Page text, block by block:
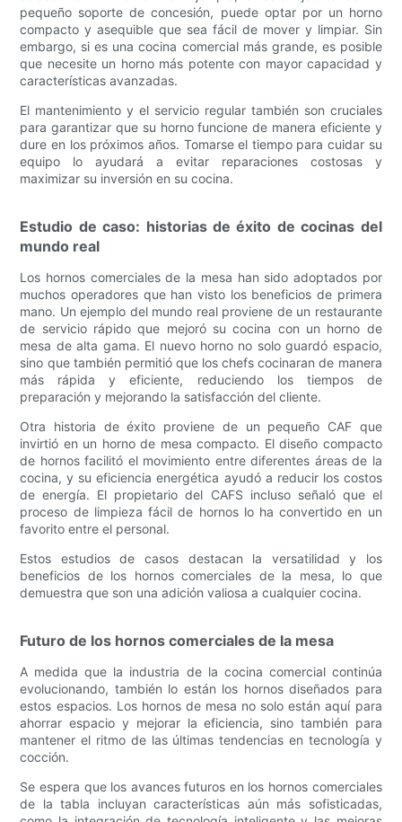
pequeño soporte de concesión, puede optar por un horno
compacto y asequible que sea fácil de mover y limpiar. Sin
embargo, si es una cocina comercial más grande, es posible
que necesite un horno más potente con mayor capacidad y
características avanzadas.
El mantenimiento y el servicio regular también son cruciales
para garantizar que su horno funcione de manera eficiente y
dure en los próximos años. Tomarse el tiempo para cuidar su
equipo lo ayudará a evitar reparaciones costosas y
maximizar su inversión en su cocina.
Estudio de caso: historias de éxito de cocinas del
mundo real
Los hornos comerciales de la mesa han sido adoptados por
muchos operadores que han visto los beneficios de primera
mano. Un ejemplo del mundo real proviene de un restaurante
de servicio rápido que mejoró su cocina con un horno de
mesa de alta gama. El nuevo horno no solo guardó espacio,
sino que también permitió que los chefs cocinaran de manera
más rápida y eficiente, reduciendo los tiempos de
preparación y mejorando la satisfacción del cliente.
Otra historia de éxito proviene de un pequeño CAF que
invirtió en un horno de mesa compacto. El diseño compacto
de hornos facilitó el movimiento entre diferentes áreas de la
cocina, y su eficiencia energética ayudó a reducir los costos
de energía. El propietario del CAFS incluso señaló que el
proceso de limpieza fácil de hornos lo ha convertido en un
favorito entre el personal.
Estos estudios de casos destacan la versatilidad y los
beneficios de los hornos comerciales de la mesa, lo que
demuestra que son una adición valiosa a cualquier cocina.
Futuro de los hornos comerciales de la mesa
A medida que la industria de la cocina comercial continúa
evolucionando, también lo están los hornos diseñados para
estos espacios. Los hornos de mesa no solo están aquí para
ahorrar espacio y mejorar la eficiencia, sino también para
mantener el ritmo de las últimas tendencias en tecnología y
cocción.
Se espera que los avances futuros en los hornos comerciales
de la tabla incluyan características aún más sofisticadas,